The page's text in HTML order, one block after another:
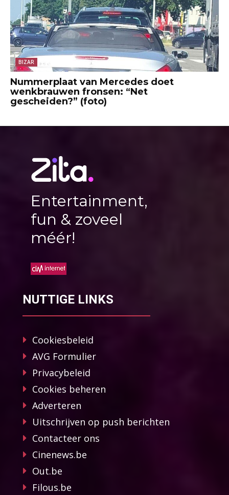
BIZAR
Nummerplaat van Mercedes doet
wenkbrauwen fronsen: “Net
gescheiden?” (foto)
Entertainment,
fun & zoveel
méér!
NUTTIGE LINKS
Cookiesbeleid
AVG Formulier
Privacybeleid
Cookies beheren
Adverteren
Uitschrijven op push berichten
Contacteer ons
Cinenews.be
Out.be
Filous.be